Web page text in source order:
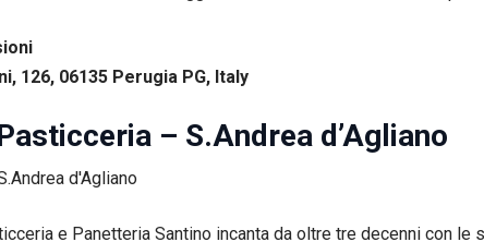
126, 06135 Perugia PG, Italy
– S.Andrea d’Agliano
e Panetteria Santino incanta da oltre tre decenni con